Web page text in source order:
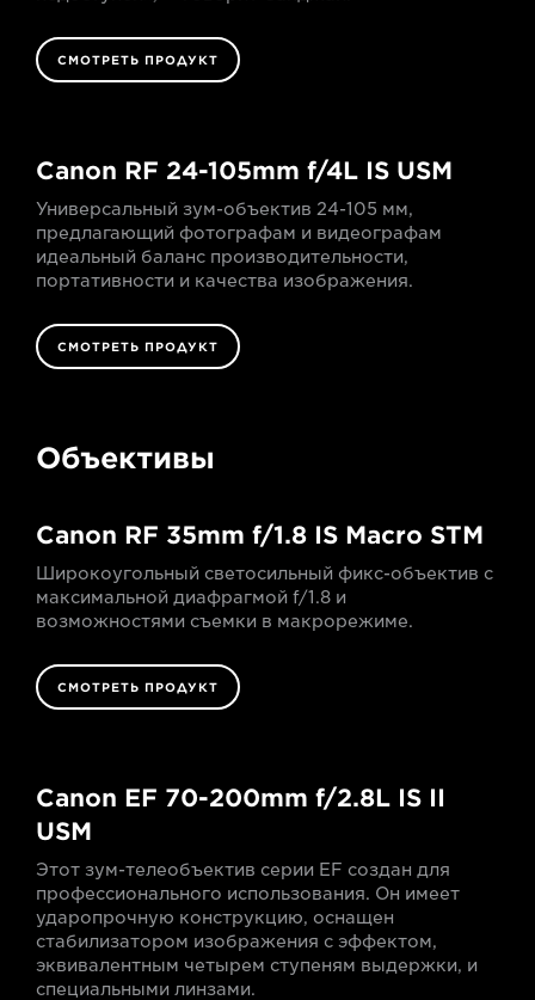
СМОТРЕТЬ ПРОДУКТ
Canon RF 24-105mm f/4L IS USM
Универсальный зум-объектив 24-105 мм,
предлагающий фотографам и видеографам
идеальный баланс производительности,
портативности и качества изображения.
СМОТРЕТЬ ПРОДУКТ
Объективы
Canon RF 35mm f/1.8 IS Macro STM
Широкоугольный светосильный фикс-объектив с
максимальной диафрагмой f/1.8 и
возможностями съемки в макрорежиме.
СМОТРЕТЬ ПРОДУКТ
Canon EF 70-200mm f/2.8L IS II
USM
Этот зум-телеобъектив серии EF создан для
профессионального использования. Он имеет
ударопрочную конструкцию, оснащен
стабилизатором изображения с эффектом,
эквивалентным четырем ступеням выдержки, и
специальными линзами.